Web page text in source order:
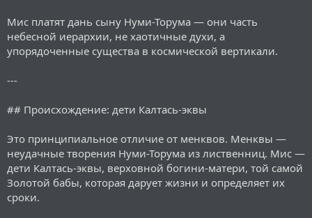
Мис платят дань сыну Нуми-Торума — они часть
небесной иерархии, не хаотичные духи, а
упорядоченные существа в космической вертикали.
---
## Происхождение: дети Калтась-эквы
Это принципиальное отличие от менквов. Менквы —
неудачные творения Нуми-Торума из лиственниц. Мис —
дети Калтась-эквы, верховной богини-матери, той самой
Золотой бабы, которая дарует жизни и определяет их
сроки.